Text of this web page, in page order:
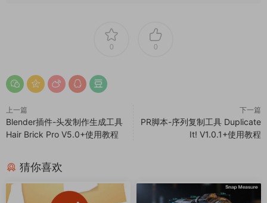
0 0
上一篇
Blender插件-头发制作生成工具
Hair Brick Pro V5.0+使用教程
下一篇
PR脚本-序列复制工具 Duplicate
It! V1.0.1+使用教程
猜你喜欢